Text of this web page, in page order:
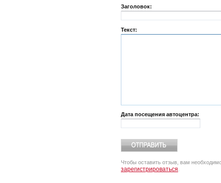
Заголовок:
Текст:
Дата посещения автоцентра:
Чтобы оставить отзыв, вам
зарегистрироваться